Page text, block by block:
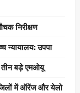
निरीक्षण
न्यायालय: उपपा
तीन बड़े एमओयू
में ऑरेंज और येलो